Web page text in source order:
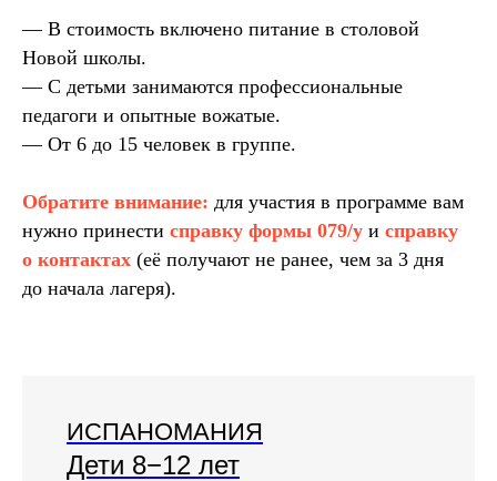
— В стоимость включено питание в столовой
Новой школы.
— С детьми занимаются профессиональные
педагоги и опытные вожатые.
— От 6 до 15 человек в группе.
Обратите внимание: для участия в программе вам
нужно принести справку формы 079/у и справку
о контактах (её получают не ранее, чем за 3 дня
до начала лагеря).
ИСПАНОМАНИЯ
Дети 8−12 лет